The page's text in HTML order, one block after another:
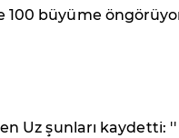
100 büyüme
Uz şunları kaydetti: ''